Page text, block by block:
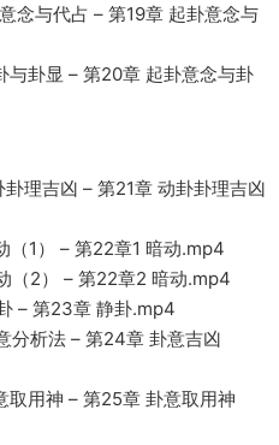
念与代占 – 第19章 起卦意念与
与卦显 – 第20章 起卦意念与卦
理吉凶 – 第21章 动卦卦理吉凶
（1） – 第22章1 暗动.mp4
（2） – 第22章2 暗动.mp4
– 第23章 静卦.mp4
分析法 – 第24章 卦意吉凶
取用神 – 第25章 卦意取用神